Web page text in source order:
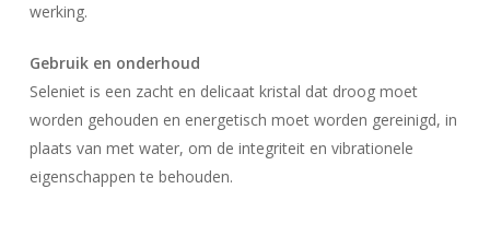
werking.
Gebruik en onderhoud
Seleniet is een zacht en delicaat kristal dat droog moet
worden gehouden en energetisch moet worden gereinigd, in
plaats van met water, om de integriteit en vibrationele
eigenschappen te behouden.